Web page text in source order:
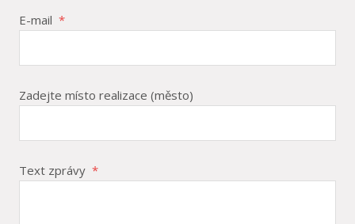
E-mail *
Zadejte místo realizace (město)
Text zprávy *